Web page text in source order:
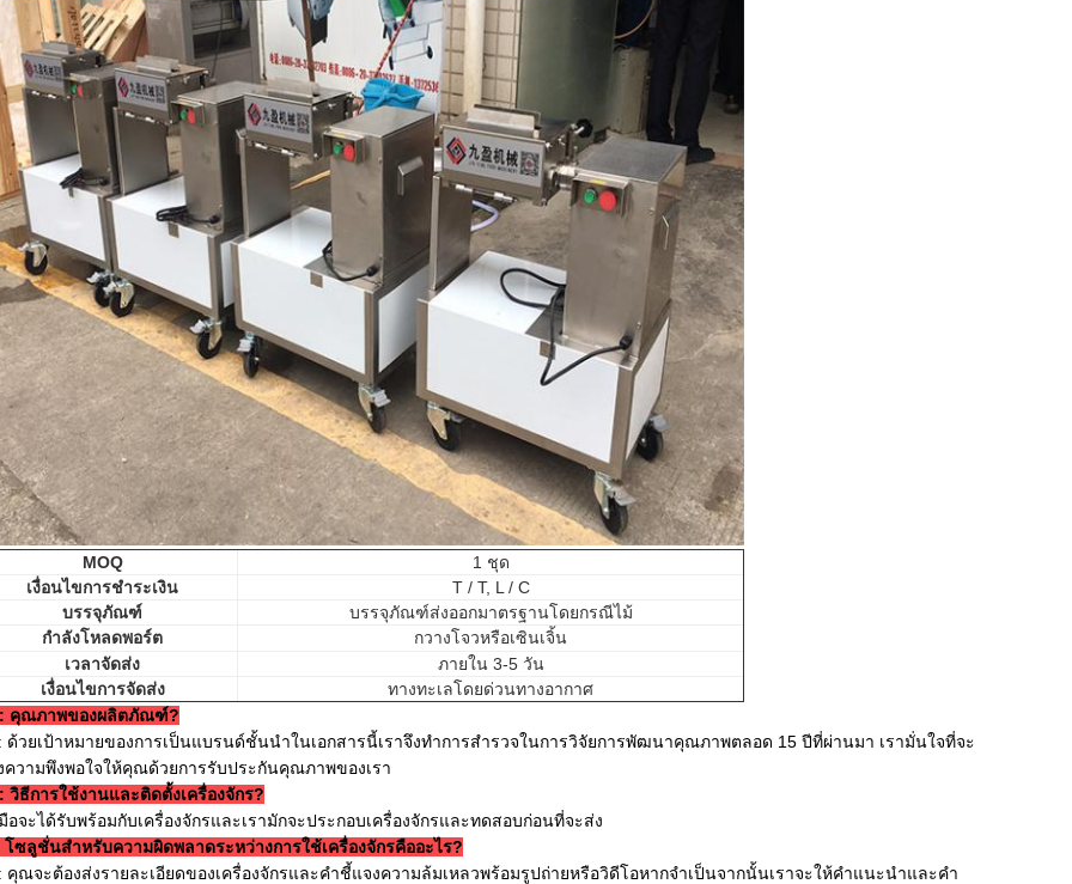
MOQ
1 ชุด
เงื่อนไขการชำระเงิน
T / T, L / C
บรรจุภัณฑ์
บรรจุภัณฑ์ส่งออกมาตรฐานโดยกรณีไม้
กำลังโหลดพอร์ต
กวางโจวหรือเซินเจิ้น
เวลาจัดส่ง
ภายใน 3-5 วัน
เงื่อนไขการจัดส่ง
ทางทะเลโดยด่วนทางอากาศ
คุณภาพของผลิตภัณฑ์?
ด้วยเป้าหมายของการเป็นแบรนด์ชั้นนำในเอกสารนี้เราจึงทำการสำรวจในการวิจัยการพัฒนาคุณภาพตลอด 15 ปีที่ผ่านมา เรามั่นใจที่จะ
ความพึงพอใจให้คุณด้วยการรับประกันคุณภาพของเรา
วิธีการใช้งานและติดตั้งเครื่องจักร?
อจะได้รับพร้อมกับเครื่องจักรและเรามักจะประกอบเครื่องจักรและทดสอบก่อนที่จะส่ง
โซลูชั่นสำหรับความผิดพลาดระหว่างการใช้เครื่องจักรคืออะไร?
คุณจะต้องส่งรายละเอียดของเครื่องจักรและคำชี้แจงความล้มเหลวพร้อมรูปถ่ายหรือวิดีโอหากจำเป็นจากนั้นเราจะให้คำแนะนำและคำ